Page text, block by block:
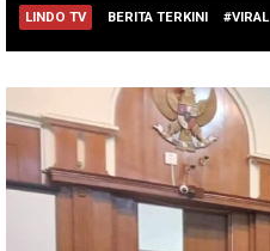
LINDO TV BERITA TERKINI #VIRAL